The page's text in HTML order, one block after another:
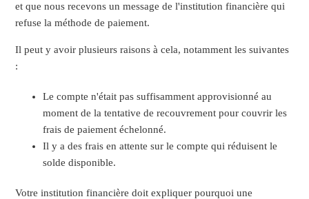
et que nous recevons un message de l'institution financière qui
refuse la méthode de paiement.
Il peut y avoir plusieurs raisons à cela, notamment les suivantes
:
Le compte n'était pas suffisamment approvisionné au
moment de la tentative de recouvrement pour couvrir les
frais de paiement échelonné.
Il y a des frais en attente sur le compte qui réduisent le
solde disponible.
Votre institution financière doit expliquer pourquoi une